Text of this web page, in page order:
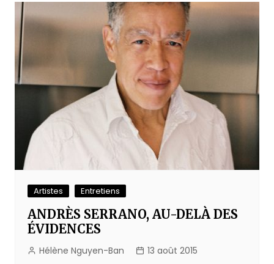
Artistes Entretiens
ANDRÈS SERRANO, AU-DELÀ DES
ÉVIDENCES
Hélène Nguyen-Ban 13 août 2015